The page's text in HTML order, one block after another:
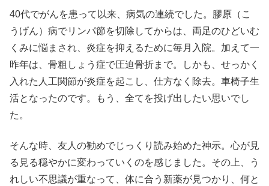
40代でがんを患って以来、病気の連続でした。膠原（こ
うげん）病でリンパ節を切除してからは、両足のひどいむ
くみに悩まされ、炎症を抑えるために毎月入院。加えて一
昨年は、骨粗しょう症で圧迫骨折まで。しかも、せっかく
入れた人工関節が炎症を起こし、仕方なく除去。車椅子生
活となったのです。もう、全てを投げ出したい思いでし
た。
そんな時、友人の勧めでじっくり読み始めた神示。心が見
る見る穏やかに変わっていくのを感じました。その上、う
れしい不思議が重なって、体に合う新薬が見つかり、何と